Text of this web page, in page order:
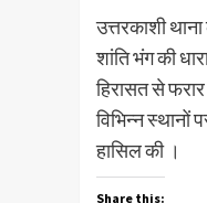
उत्तरकाशी
शांति भंग की
हिरासत से फरार
विभिन्न
हासिल की ।
Share this: